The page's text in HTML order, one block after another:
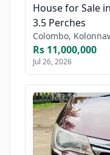
House for Sale
3.5 Perches
Colombo,
Rs 11,000,000
Jul 26, 2026